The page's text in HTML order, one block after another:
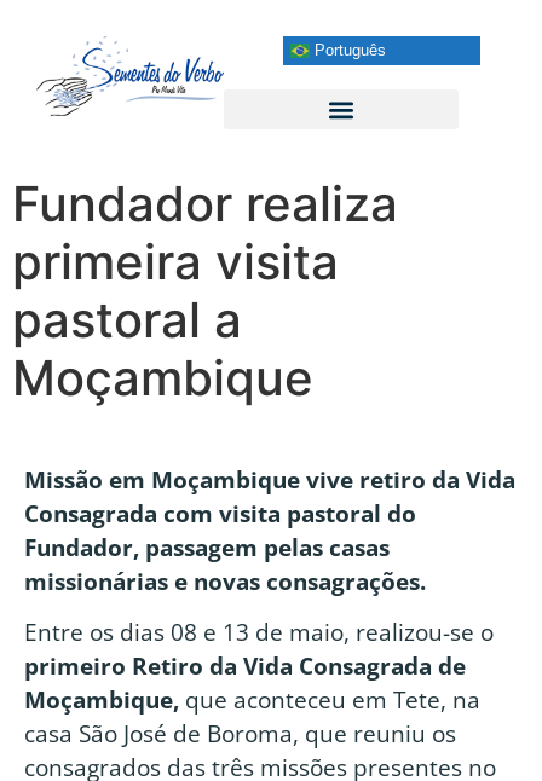
Português
Fundador realiza
primeira visita
pastoral a
Moçambique
Missão em Moçambique vive retiro da Vida
Consagrada com visita pastoral do
Fundador, passagem pelas casas
missionárias e novas consagrações.
Entre os dias 08 e 13 de maio, realizou-se o
primeiro Retiro da Vida Consagrada de
Moçambique, que aconteceu em Tete, na
casa São José de Boroma, que reuniu os
consagrados das três missões presentes no